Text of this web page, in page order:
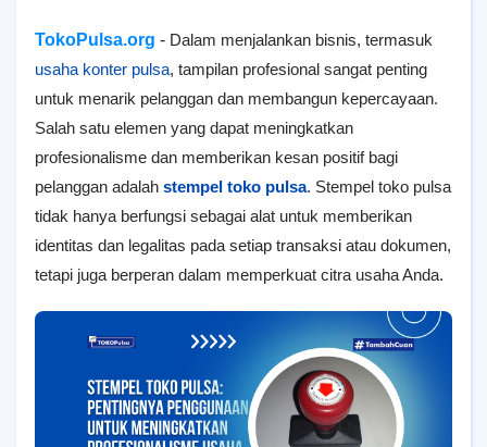
TokoPulsa.org - Dalam menjalankan bisnis, termasuk
usaha konter pulsa, tampilan profesional sangat penting
untuk menarik pelanggan dan membangun kepercayaan.
Salah satu elemen yang dapat meningkatkan
profesionalisme dan memberikan kesan positif bagi
pelanggan adalah stempel toko pulsa. Stempel toko pulsa
tidak hanya berfungsi sebagai alat untuk memberikan
identitas dan legalitas pada setiap transaksi atau dokumen,
tetapi juga berperan dalam memperkuat citra usaha Anda.